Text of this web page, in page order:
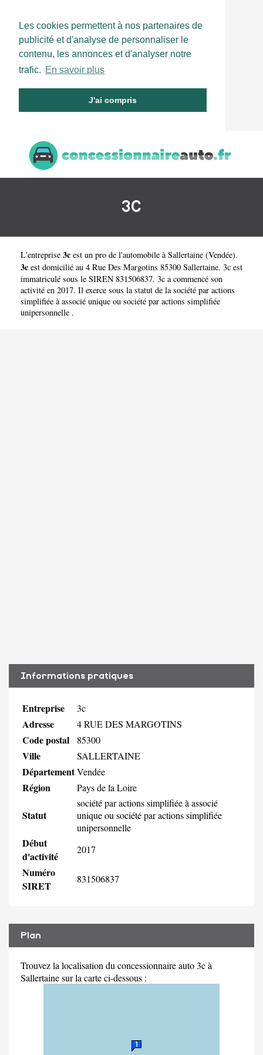
Les cookies permettent à nos partenaires de
publicité et d'analyse de personnaliser le
contenu, les annonces et d'analyser notre
trafic. En savoir plus
J'ai compris
3C
L'entreprise 3c est un pro de l'automobile à Sallertaine (Vendée).
3c est domicilié au 4 Rue Des Margotins 85300 Sallertaine. 3c est
immatriculé sous le SIREN 831506837. 3c a commencé son
activité en 2017. Il exerce sous la statut de la société par actions
simplifiée à associé unique ou société par actions simplifiée
unipersonnelle .
Informations pratiques
Entreprise 3c
Adresse 4 RUE DES MARGOTINS
Code postal 85300
Ville SALLERTAINE
DépartementVendée
Région Pays de la Loire
Statut
société par actions simplifiée à associé
unique ou société par actions simplifiée
unipersonnelle
Début
d'activité
2017
Numéro
SIRET
831506837
Plan
Trouvez la localisation du concessionnaire auto 3c à
Sallertaine sur la carte ci-dessous :